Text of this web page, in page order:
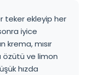
teker ekleyip her
iyice
krema, mısır
özütü ve limon
hızda